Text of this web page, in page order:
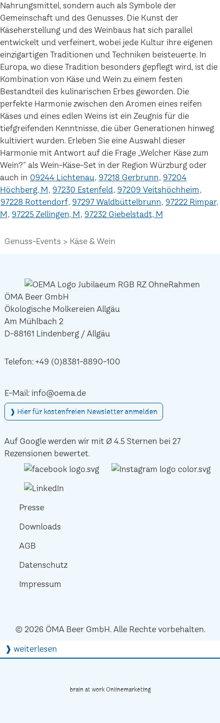
Nahrungsmittel, sondern auch als Symbole der
Gemeinschaft und des Genusses. Die Kunst der
Käseherstellung und des Weinbaus hat sich parallel
entwickelt und verfeinert, wobei jede Kultur ihre eigenen
einzigartigen Traditionen und Techniken beisteuerte. In
Europa, wo diese Tradition besonders gepflegt wird, ist die
Kombination von Käse und Wein zu einem festen
Bestandteil des kulinarischen Erbes geworden. Die
perfekte Harmonie zwischen den Aromen eines reifen
Käses und eines edlen Weins ist ein Zeugnis für die
tiefgreifenden Kenntnisse, die über Generationen hinweg
kultiviert wurden. Erleben Sie eine Auswahl dieser
Harmonie mit Antwort auf die Frage „Welcher Käse zum
Wein?“ als Wein-Käse-Set in der Region Würzburg oder
auch in 09244 Lichtenau 97218 Gerbrunn 97204
Höchberg, M 97230 Estenfeld 97209 Veitshöchheim
97228 Rottendorf 97297 Waldbüttelbrunn 97222 Rimpar,
M 97225 Zellingen, M 97232 Giebelstadt, M
Genuss-Events Käse & Wein
ÖMA Beer GmbH
Ökologische Molkereien Allgäu
Am Mühlbach 2
D-88161 Lindenberg / Allgäu
Telefon: +49 (0)8381-8890-100
E-Mail: info@oema.de
❱ Hier für kostenfreien Newsletter anmelden
Auf Google werden wir mit Ø 4.5 Sternen bei 27
Rezensionen bewertet.
Presse
Downloads
AGB
Datenschutz
Impressum
© 2026 ÖMA Beer GmbH. Alle Rechte vorbehalten.
❱ weiterlesen
brain at work Onlinemarketing